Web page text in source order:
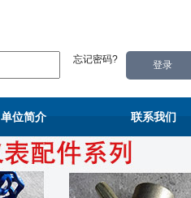
忘记密码?
单位简介 联系我们